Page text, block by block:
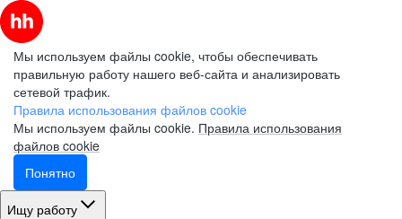
Мы используем файлы cookie, чтобы обеспечивать
правильную работу нашего веб-сайта и анализировать
сетевой трафик.
Правила использования файлов cookie
Мы используем файлы cookie. Правила использования
файлов cookie
Понятно
Ищу работу